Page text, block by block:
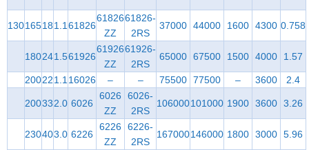
130165181.161826
61826
ZZ
61826-
2RS
37000 44000 1600 4300 0.758
180241.561926
61926
ZZ
61926-
2RS
65000 67500 1500 4000 1.57
200221.116026 – – 75500 77500 – 3600 2.4
200332.0 6026
6026
ZZ
6026-
2RS
106000101000 1900 3600 3.26
230403.0 6226
6226
ZZ
6226-
2RS
167000146000 1800 3000 5.96